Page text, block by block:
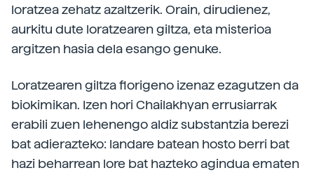
loratzea zehatz azaltzerik. Orain, dirudienez,
aurkitu dute loratzearen giltza, eta misterioa
argitzen hasia dela esango genuke.
Loratzearen giltza florigeno izenaz ezagutzen da
biokimikan. Izen hori Chailakhyan errusiarrak
erabili zuen lehenengo aldiz substantzia berezi
bat adierazteko: landare batean hosto berri bat
hazi beharrean lore bat hazteko agindua ematen